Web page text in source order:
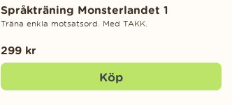
Språkträning Monsterlandet 1
Träna enkla motsatsord. Med TAKK.
299 kr
Köp